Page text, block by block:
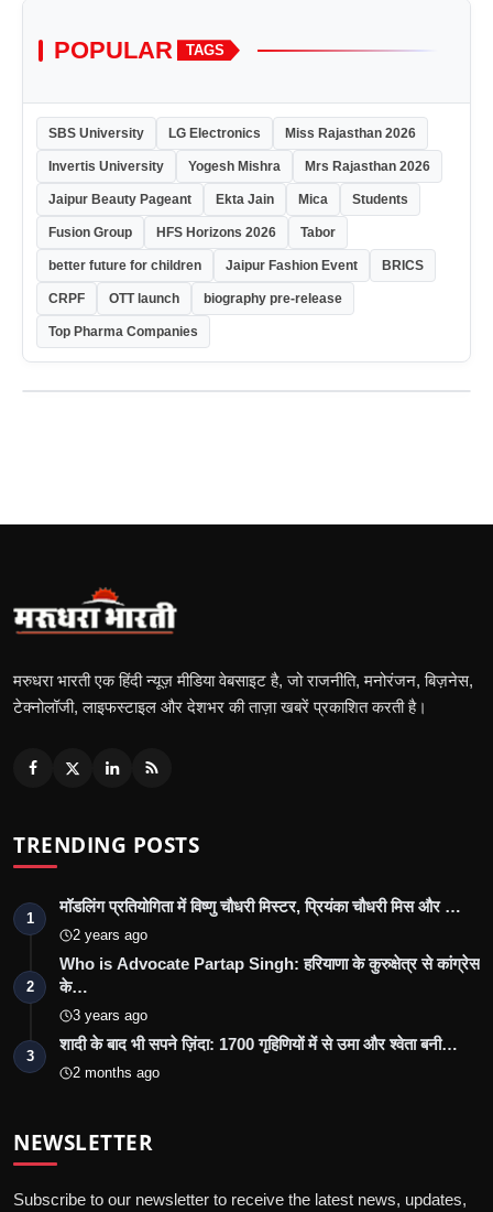
POPULAR TAGS
SBS University LG Electronics Miss Rajasthan 2026
Invertis University Yogesh Mishra Mrs Rajasthan 2026
Jaipur Beauty Pageant Ekta Jain Mica Students
Fusion Group HFS Horizons 2026 Tabor
better future for children Jaipur Fashion Event BRICS
CRPF OTT launch biography pre-release
Top Pharma Companies
मरुधरा भारती एक हिंदी न्यूज़ मीडिया वेबसाइट है, जो राजनीति, मनोरंजन, बिज़नेस,
टेक्नोलॉजी, लाइफस्टाइल और देशभर की ताज़ा खबरें प्रकाशित करती है।
TRENDING POSTS
1
मॉडलिंग प्रतियोगिता में विष्णु चौधरी मिस्टर, प्रियंका चौधरी मिस और …
2 years ago
2
Who is Advocate Partap Singh: हरियाणा के कुरुक्षेत्र से कांग्रेस
के…
3 years ago
3
शादी के बाद भी सपने ज़िंदा: 1700 गृहिणियों में से उमा और श्वेता बनी…
2 months ago
NEWSLETTER
Subscribe to our newsletter to receive the latest news, updates,